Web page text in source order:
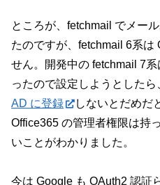
ところが、fetchmail でメー
たのですが、fetchmail 6系は
せん。開発中の fetchmail 7
ったので設定しようとしたら
AD に登録
しないとだめだ
Office365 の管理者権限は持
いことがわかりました。
今は Google も OAuth2 認証